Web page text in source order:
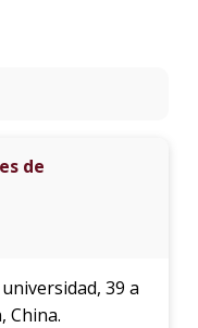
de
39 a
China.